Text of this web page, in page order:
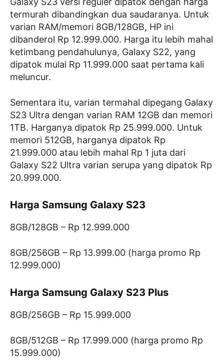
termurah dibandingkan dua saudaranya. Untuk
varian RAM/memori 8GB/128GB, HP ini
dibanderol Rp 12.999.000. Harga itu lebih mahal
ketimbang pendahulunya, Galaxy S22, yang
dipatok mulai Rp 11.999.000 saat pertama kali
meluncur.
Sementara itu, varian termahal dipegang Galaxy
S23 Ultra dengan varian RAM 12GB dan memori
1TB. Harganya dipatok Rp 25.999.000. Untuk
memori 512GB, harganya dipatok Rp
21.999.000 atau lebih mahal Rp 1 juta dari
Galaxy S22 Ultra varian serupa yang dipatok Rp
20.999.000.
Harga Samsung Galaxy S23
8GB/128GB – Rp 12.999.000
8GB/256GB – Rp 13.999.00 (harga promo Rp
12.999.000)
Harga Samsung Galaxy S23 Plus
8GB/256GB – Rp 15.999.000
8GB/512GB – Rp 17.999.000 (harga promo Rp
15.999.000)